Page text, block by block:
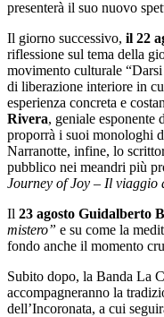
presenterà il suo nuovo
Il giorno successivo, il 22
riflessione sul tema della
movimento culturale
di liberazione interiore in
esperienza concreta e
Rivera, geniale esponente
proporrà i suoi monologhi
Narranotte, infine, lo
pubblico nei meandri più
Journey of Joy – Il viaggio
Il 23 agosto Guidalberto
mistero” e su come la
fondo anche il momento
Subito dopo, la Banda La
accompagneranno la
dell’Incoronata, a cui